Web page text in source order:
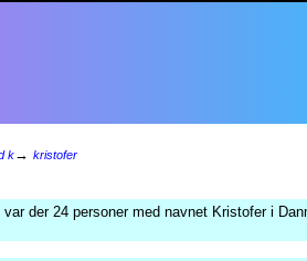
k→ kristofer
der 24 personer med navnet Kristofer i